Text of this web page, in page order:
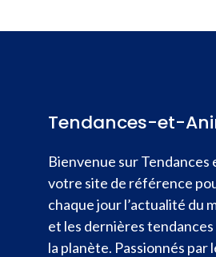
Tendances-et-
Bienvenue sur Tendances
votre site de référence
chaque jour l’actualité du
et les dernières
la planète. Passionnés par